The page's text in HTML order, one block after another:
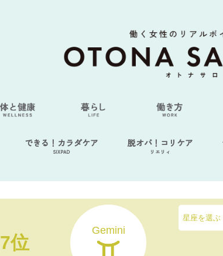
できる！カラダケア
SIXPAD
脱オバ！コリケア
リエリィ
7位
Gemini
星座を選ぶ